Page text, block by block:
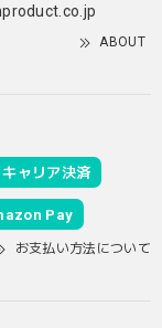
ABOUT
キャリア決済
Pay
お支払い方法について